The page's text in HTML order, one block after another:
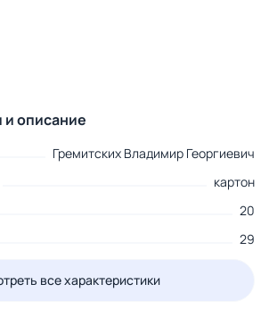
и описание
Гремитских Владимир Георгиевич
картон
20
29
все характеристики